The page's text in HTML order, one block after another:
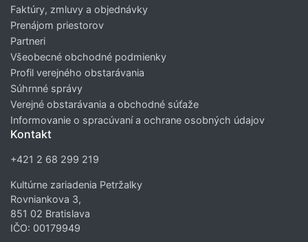
Faktúry, zmluvy a objednávky
Prenájom priestorov
Partneri
Všeobecné obchodné podmienky
Profil verejného obstarávania
Súhrnné správy
Verejné obstarávania a obchodné súťaže
Informovanie o spracúvaní a ochrane osobných údajov
Kontakt
+421 2 68 299 219
Kultúrne zariadenia Petržalky
Rovniankova 3,
851 02 Bratislava
IČO: 00179949